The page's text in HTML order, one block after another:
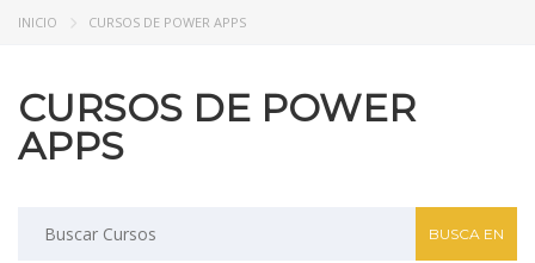
INICIO CURSOS DE POWER APPS
CURSOS DE POWER
APPS